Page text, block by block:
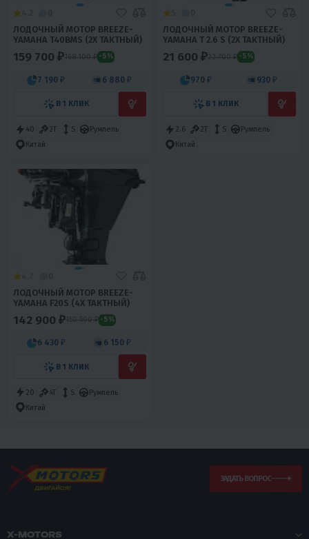
ЛОДОЧНЫЙ МОТОР BREEZE-
YAMAHA T40BMS (2Х ТАКТНЫЙ)
159 700 ₽168 100 ₽ -5%
7 190 ₽ 6 880 ₽
В 1 КЛИК
40 2T S
Румпель
Китай
ЛОДОЧНЫЙ МОТОР BREEZE-
YAMAHA T 2.6 S (2Х ТАКТНЫЙ)
21 600 ₽22 700 ₽ -5%
970 ₽ 930 ₽
В 1 КЛИК
2.6 2T S
Румпель
Китай
ЛОДОЧНЫЙ МОТОР BREEZE-
YAMAHA F20S (4Х ТАКТНЫЙ)
142 900 ₽150 500 ₽ -5%
6 430 ₽ 6 150 ₽
В 1 КЛИК
20 4T S
Румпель
Китай
ЗАДАТЬ ВОПРОС
X-MOTORS